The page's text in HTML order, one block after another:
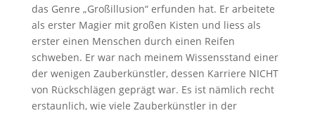
das Genre „Großillusion“ erfunden hat. Er arbeitete
als erster Magier mit großen Kisten und liess als
erster einen Menschen durch einen Reifen
schweben. Er war nach meinem Wissensstand einer
der wenigen Zauberkünstler, dessen Karriere NICHT
von Rückschlägen geprägt war. Es ist nämlich recht
erstaunlich, wie viele Zauberkünstler in der